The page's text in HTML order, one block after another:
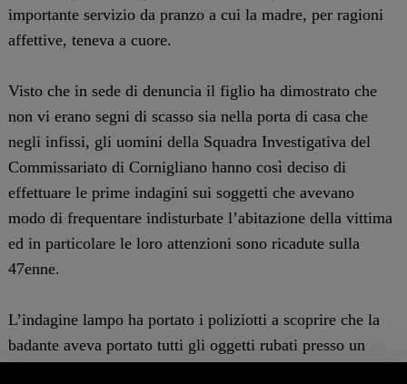
importante servizio da pranzo a cui la madre, per ragioni
affettive, teneva a cuore.
Visto che in sede di denuncia il figlio ha dimostrato che
non vi erano segni di scasso sia nella porta di casa che
negli infissi, gli uomini della Squadra Investigativa del
Commissariato di Cornigliano hanno così deciso di
effettuare le prime indagini sui soggetti che avevano
modo di frequentare indisturbate l’abitazione della vittima
ed in particolare le loro attenzioni sono ricadute sulla
47enne.
L’indagine lampo ha portato i poliziotti a scoprire che la
badante aveva portato tutti gli oggetti rubati presso un